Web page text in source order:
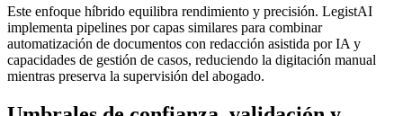
Este enfoque híbrido equilibra rendimiento y precisión. LegistAI
implementa pipelines por capas similares para combinar
automatización de documentos con redacción asistida por IA y
capacidades de gestión de casos, reduciendo la digitación manual
mientras preserva la supervisión del abogado.